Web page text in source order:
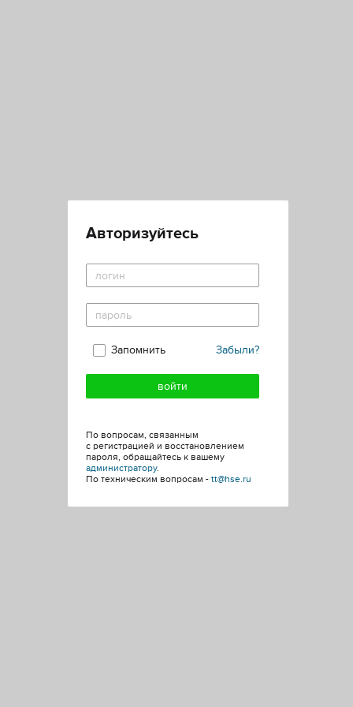
Авторизуйтесь
Забыли?
Запомнить
По вопросам, связанным
с регистрацией и восстановлением
пароля, обращайтесь к вашему
администратору.
По техническим вопросам - tt@hse.ru